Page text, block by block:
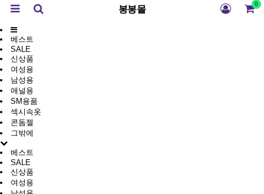
봉봉몰 0
베스트
SALE
신상품
여성용
남성용
애널용
SM용품
섹시속옷
콘돔젤
그밖에
베스트
SALE
신상품
여성용